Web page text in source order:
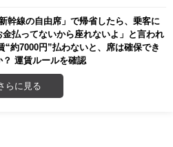
幹線の自由席」で帰省したら、乗客に
金払ってないから座れないよ」と言われ
“約7000円”払わないと、席は確保でき
？ 運賃ルールを確認
らに見る